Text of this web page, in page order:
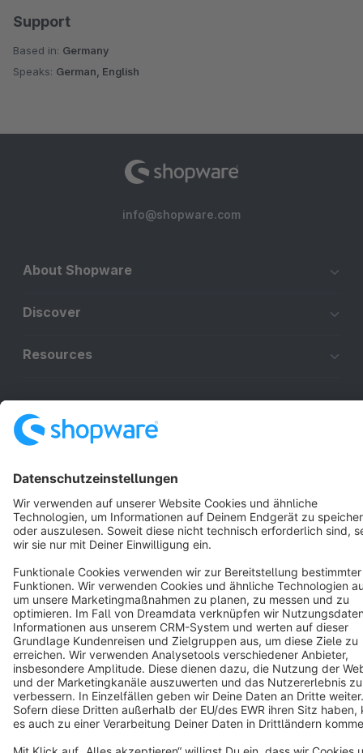
Support
Based in: Germany
Speaks: German, English
info@shopware.com
About Shopware
Discover
Resources
Terms & Conditions Privacy Legal notice
Cookie settings
Copyright © shopware AG - All rights reserved
Notice: * All prices are quoted net of the statutory value-added tax